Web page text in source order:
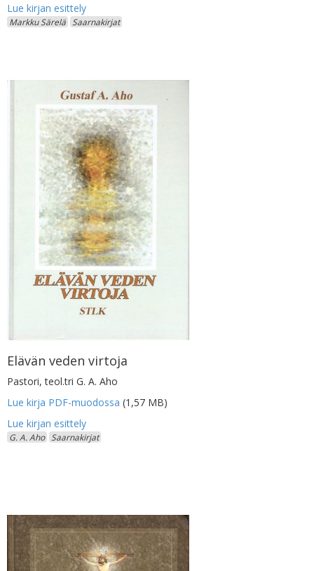
Markku Särelä Saarnakirjat
Elävän veden virtoja
Pastori, teol.tri G. A. Aho
Lue kirja PDF-muodossa (1,57 MB)
G. A. Aho Saarnakirjat